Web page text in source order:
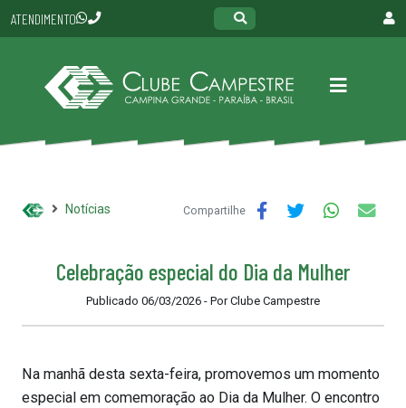
ATENDIMENTO
Notícias Compartilhe
Celebração especial do Dia da Mulher
Publicado 06/03/2026 - Por Clube Campestre
Na manhã desta sexta-feira, promovemos um momento
especial em comemoração ao Dia da Mulher. O encontro